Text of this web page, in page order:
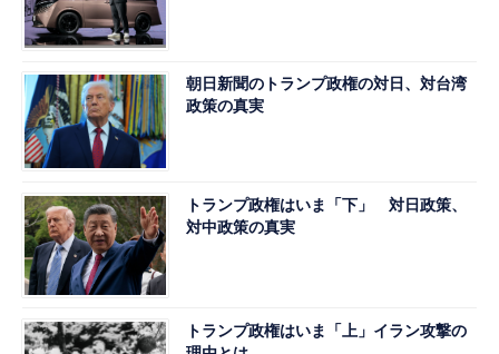
朝日新聞のトランプ政権の対日、対台湾
政策の真実
トランプ政権はいま「下」 対日政策、
対中政策の真実
トランプ政権はいま「上」イラン攻撃の